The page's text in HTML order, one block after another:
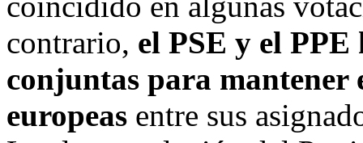
contrario, el PSE y el
conjuntas para mantener
europeas entre sus